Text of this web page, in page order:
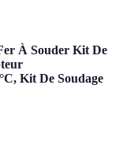
À Souder Kit De
Kit De Soudage